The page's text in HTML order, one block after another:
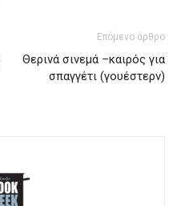
Επόμενο άρθρο
Θερινά σινεμά –καιρός για
σπαγγέτι (γουέστερν)